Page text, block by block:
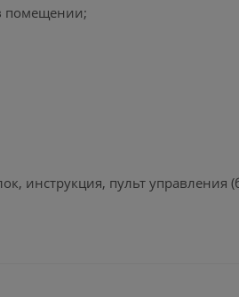
помещении;
инструкция, пульт управления